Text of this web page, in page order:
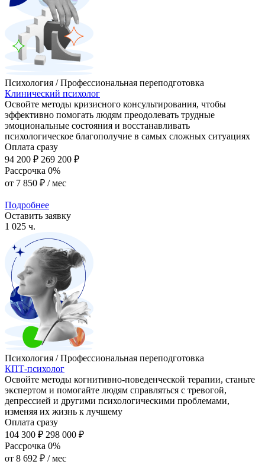
Психология / Профессиональная переподготовка
Клинический психолог
Освойте методы кризисного консультирования, чтобы
эффективно помогать людям преодолевать трудные
эмоциональные состояния и восстанавливать
психологическое благополучие в самых сложных ситуациях
Оплата сразу
94 200 ₽ 269 200 ₽
Рассрочка 0%
от 7 850 ₽ / мес
Подробнее
Оставить заявку
1 025 ч.
Психология / Профессиональная переподготовка
КПТ-психолог
Освойте методы когнитивно-поведенческой терапии, станьте
экспертом и помогайте людям справляться с тревогой,
депрессией и другими психологическими проблемами,
изменяя их жизнь к лучшему
Оплата сразу
104 300 ₽ 298 000 ₽
Рассрочка 0%
от 8 692 ₽ / мес